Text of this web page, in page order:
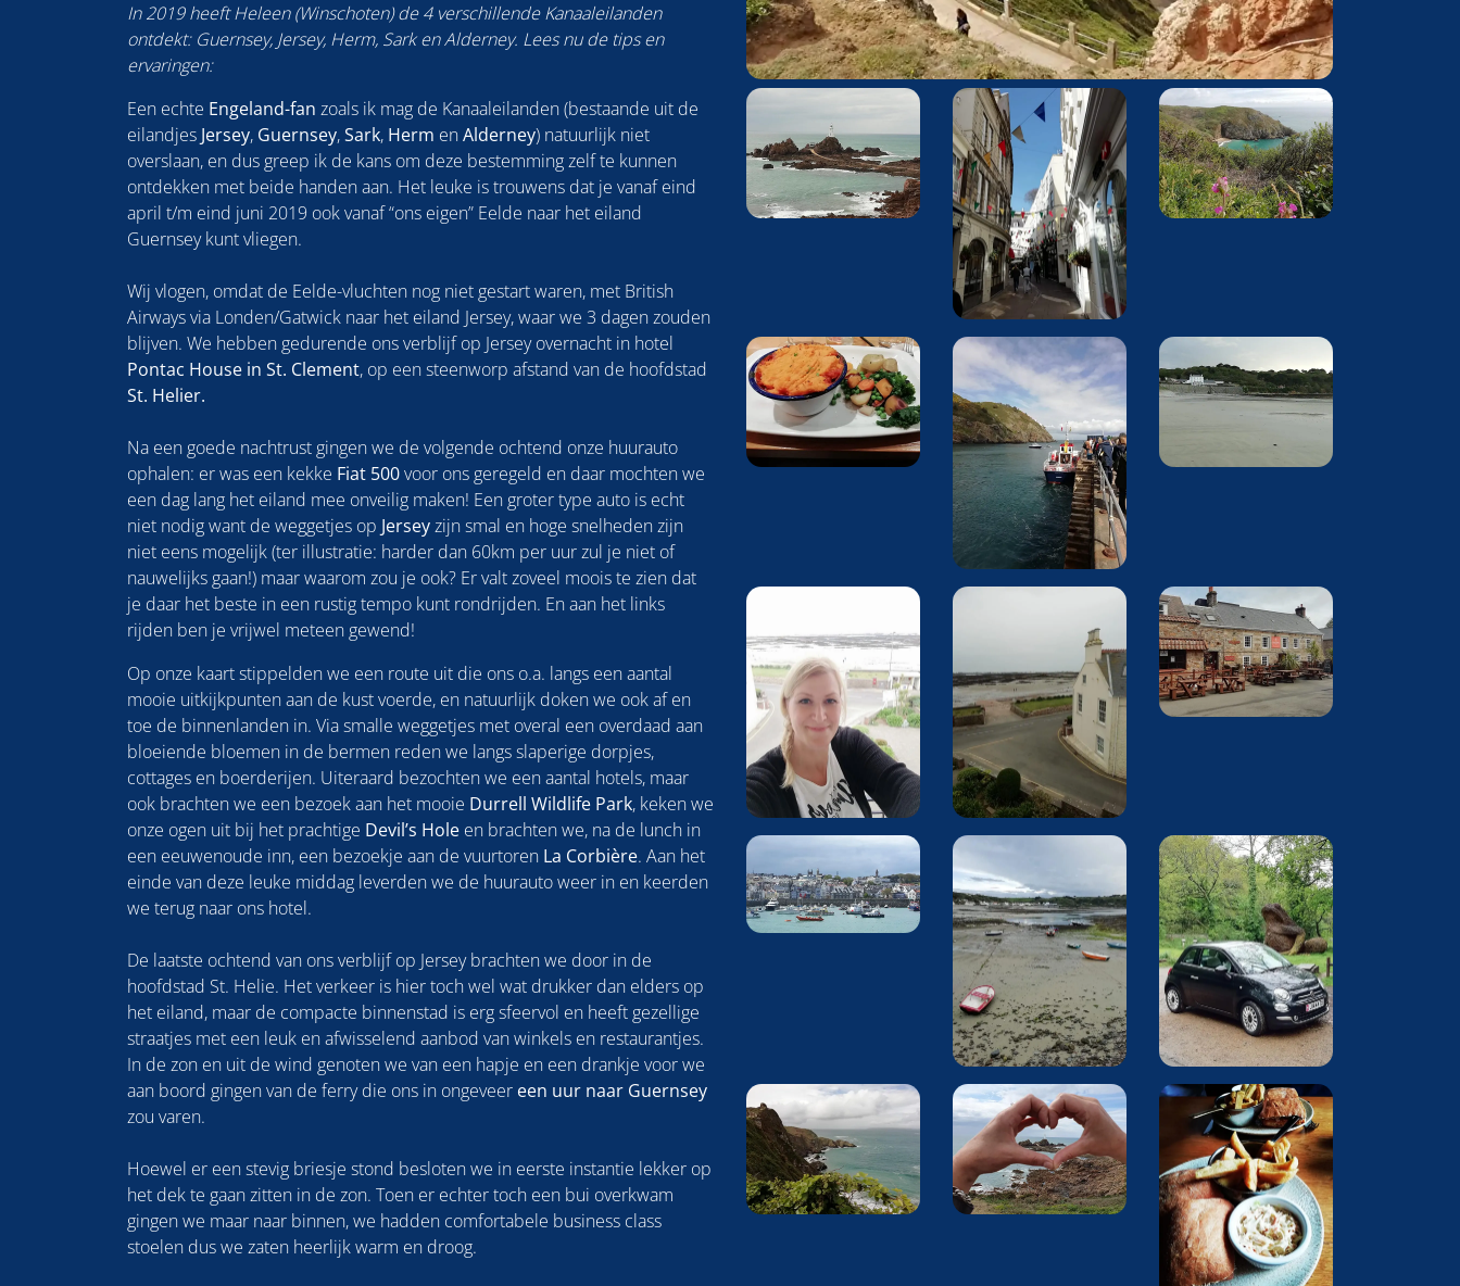
In 2019 heeft Heleen (Winschoten) de 4 verschillende Kanaaleilanden
ontdekt: Guernsey, Jersey, Herm, Sark en Alderney. Lees nu de tips en
ervaringen:
Een echte Engeland-fan zoals ik mag de Kanaaleilanden (bestaande uit de
eilandjes Jersey, Guernsey,Sark, Herm enAlderney) natuurlijk niet
overslaan, en dus greep ik de kans om deze bestemming zelf te kunnen
ontdekken met beide handen aan. Het leuke is trouwens dat je vanaf eind
april t/m eind juni 2019 ook vanaf “ons eigen” Eelde naar het eiland
Guernsey kunt vliegen.
Wij vlogen, omdat de Eelde-vluchten nog niet gestart waren, met British
Airways via Londen/Gatwick naar het eiland Jersey, waar we 3 dagen zouden
blijven. We hebben gedurende ons verblijf op Jersey overnacht in hotel
Pontac House in St. Clement, op een steenworp afstand van de hoofdstad
St. Helier.
Na een goede nachtrust gingen we de volgende ochtend onze huurauto
ophalen: er was een kekke Fiat 500voor ons geregeld en daar mochten we
een dag lang het eiland mee onveilig maken! Een groter type auto is echt
niet nodig want de weggetjes op Jerseyzijn smal en hoge snelheden zijn
niet eens mogelijk (ter illustratie: harder dan 60km per uur zul je niet of
nauwelijks gaan!) maar waarom zou je ook? Er valt zoveel moois te zien dat
je daar het beste in een rustig tempo kunt rondrijden. En aan het links
rijden ben je vrijwel meteen gewend!
Op onze kaart stippelden we een route uit die ons o.a. langs een aantal
mooie uitkijkpunten aan de kust voerde, en natuurlijk doken we ook af en
toe de binnenlanden in. Via smalle weggetjes met overal een overdaad aan
bloeiende bloemen in de bermen reden we langs slaperige dorpjes,
cottages en boerderijen. Uiteraard bezochten we een aantal hotels, maar
ook brachten we een bezoek aan het mooie Durrell Wildlife Park, keken we
onze ogen uit bij het prachtige Devil’s Hole en brachten we, na de lunch in
een eeuwenoude inn, een bezoekje aan de vuurtoren La Corbière. Aan het
einde van deze leuke middag leverden we de huurauto weer in en keerden
we terug naar ons hotel.
De laatste ochtend van ons verblijf op Jersey brachten we door in de
hoofdstad St. Helie. Het verkeer is hier toch wel wat drukker dan elders op
het eiland, maar de compacte binnenstad is erg sfeervol en heeft gezellige
straatjes met een leuk en afwisselend aanbod van winkels en restaurantjes.
In de zon en uit de wind genoten we van een hapje en een drankje voor we
aan boord gingen van de ferry die ons in ongeveer een uur naar Guernsey
zou varen.
Hoewel er een stevig briesje stond besloten we in eerste instantie lekker op
het dek te gaan zitten in de zon. Toen er echter toch een bui overkwam
gingen we maar naar binnen, we hadden comfortabele business class
stoelen dus we zaten heerlijk warm en droog.
Foto
overslaan